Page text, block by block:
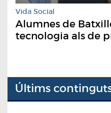
Vida Social
Alumnes de
tecnologia als de
Últims